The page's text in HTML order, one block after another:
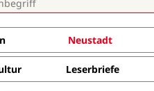
Neustadt
Leserbriefe